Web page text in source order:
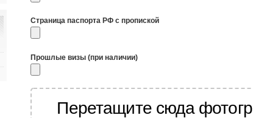
Страница паспорта РФ с пропиской
Прошлые визы (при наличии)
Перетащите сюда